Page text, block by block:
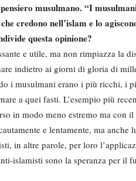
musulmano. “I
credono nell’islam e lo
questa opinione?
e utile, ma non rimpiazza la
indietro ai giorni di gloria di
i musulmani erano i più ricchi, i
a quei fasti. L’esempio più
in modo meno estremo ma con
e lentamente, ma
in altre parole, per loro
islamisti sono la speranza per il